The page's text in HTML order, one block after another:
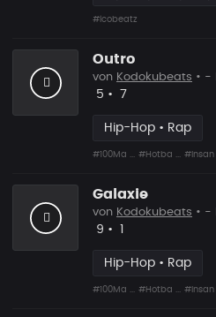
#lcobeatz
Outro
von Kodokubeats • -
Likes
5 • Vorgeschlagen
7
Hip-Hop • Rap
#100Ma ... #Hotba ... #Insan
Galaxie
von Kodokubeats • -
Likes
9 • Vorgeschlagen
Hip-Hop • Rap
#100Ma ... #Hotba ... #Insan